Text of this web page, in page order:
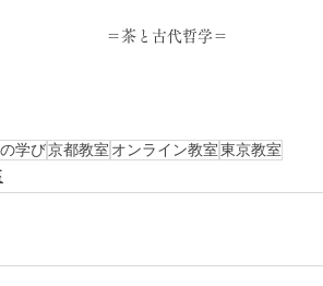
＝茶と古代哲学＝
学び京都教室 オンライン教室 東京教室